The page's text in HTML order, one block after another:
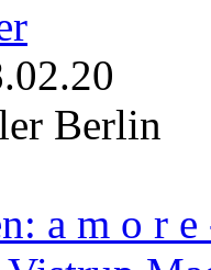
Berlin
a m o r